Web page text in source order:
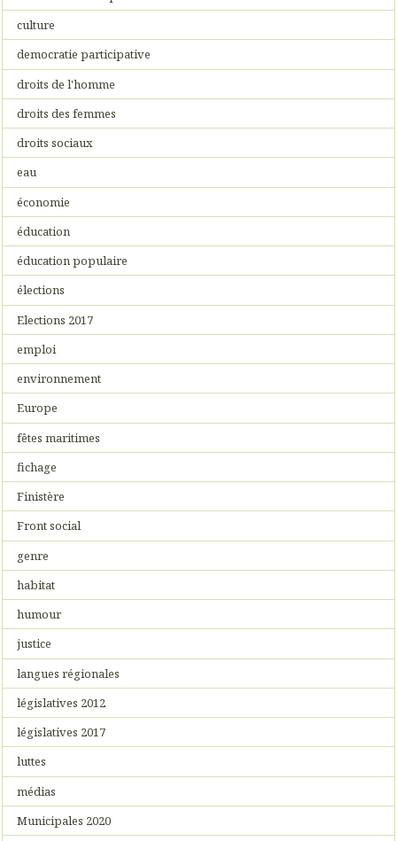
culture
democratie participative
droits de l'homme
droits des femmes
droits sociaux
eau
économie
éducation
éducation populaire
élections
Elections 2017
emploi
environnement
Europe
fêtes maritimes
fichage
Finistère
Front social
genre
habitat
humour
justice
langues régionales
législatives 2012
législatives 2017
luttes
médias
Municipales 2020